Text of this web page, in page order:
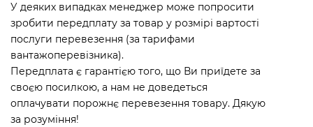
У деяких випадках менеджер може попросити
зробити передплату за товар у розмірі вартості
послуги перевезення (за тарифами
вантажоперевізника).
Передплата є гарантією того, що Ви приїдете за
своєю посилкою, а нам не доведеться
оплачувати порожнє перевезення товару. Дякую
за розуміння!